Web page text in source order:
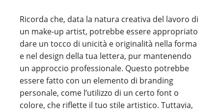
Ricorda che, data la natura creativa del lavoro di
un make-up artist, potrebbe essere appropriato
dare un tocco di unicità e originalità nella forma
e nel design della tua lettera, pur mantenendo
un approccio professionale. Questo potrebbe
essere fatto con un elemento di branding
personale, come l’utilizzo di un certo font o
colore, che riflette il tuo stile artistico. Tuttavia,